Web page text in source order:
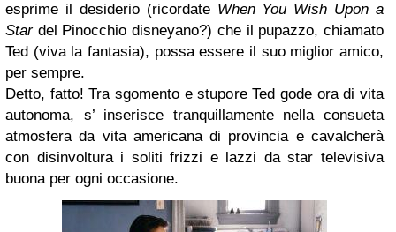
esprime il desiderio (ricordate When You Wish Upon a
Stardel Pinocchio disneyano?) che il pupazzo, chiamato
Ted (viva la fantasia), possa essere il suo miglior amico,
per sempre.
Detto, fatto! Tra sgomento e stupore Ted gode ora di vita
autonoma, s’ inserisce tranquillamente nella consueta
atmosfera da vita americana di provincia e cavalcherà
con disinvoltura i soliti frizzi e lazzi da star televisiva
buona per ogni occasione.